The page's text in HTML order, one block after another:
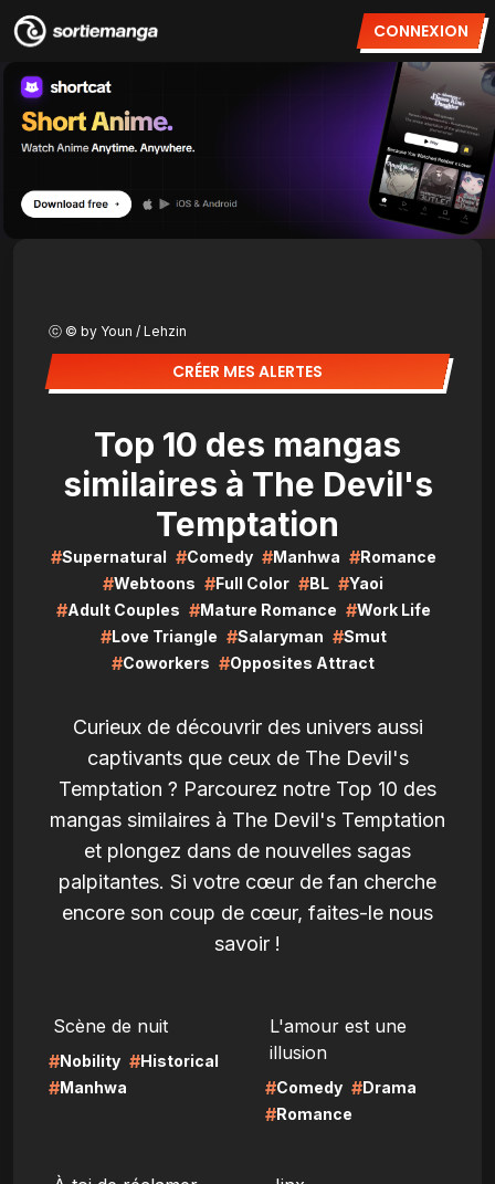
CONNEXION
ⓒ © by Youn / Lehzin
CRÉER MES ALERTES
Top 10 des mangas
similaires à The Devil's
Temptation
#Supernatural #Comedy #Manhwa #Romance
#Webtoons #Full Color #BL #Yaoi
#Adult Couples #Mature Romance #Work Life
#Love Triangle #Salaryman #Smut
#Coworkers #Opposites Attract
Curieux de découvrir des univers aussi
captivants que ceux de The Devil's
Temptation ? Parcourez notre Top 10 des
mangas similaires à The Devil's Temptation
et plongez dans de nouvelles sagas
palpitantes. Si votre cœur de fan cherche
encore son coup de cœur, faites-le nous
savoir !
Scène de nuit
#Nobility #Historical
#Manhwa
L'amour est une
illusion
#Comedy #Drama
#Romance